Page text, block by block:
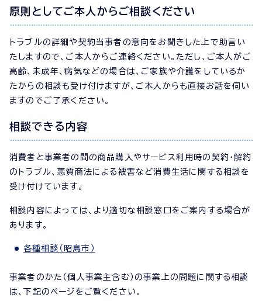
原則としてご本人からご相談ください
トラブルの詳細や契約当事者の意向をお聞きした上で助言い
たしますので、ご本人からご連絡ください。ただし、ご本人がご
高齢、未成年、病気などの場合は、ご家族や介護をしているか
たからの相談も受け付けますが、ご本人からも直接お話を伺い
ますのでご了承ください。
相談できる内容
消費者と事業者の間の商品購入やサービス利用時の契約・解約
のトラブル、悪質商法による被害など消費生活に関する相談を
受け付けています。
相談内容によっては、より適切な相談窓口をご案内する場合が
あります。
各種相談（昭島市）
事業者のかた（個人事業主含む）の事業上の問題に関する相談
は、下記のページをご覧ください。